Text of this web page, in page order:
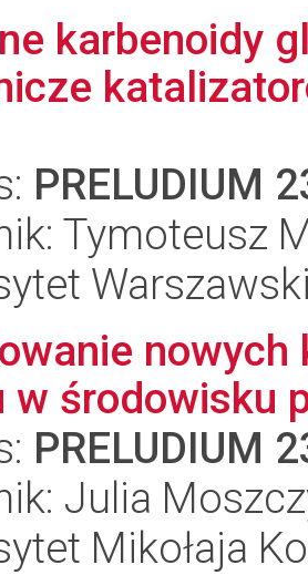
karbenoidy
PRELUDIUM
Tymoteusz
w środowisku
PRELUDIUM
Julia
Mikołaja